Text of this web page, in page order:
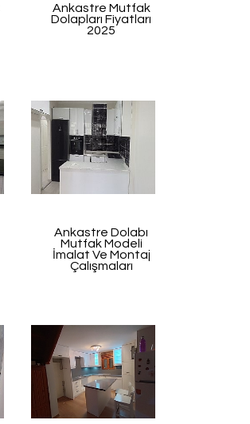
Ankastre Mutfak
Dolapları Fiyatları
2025
Ankastre Dolabı
Mutfak Modeli
İmalat Ve Montaj
Çalışmaları